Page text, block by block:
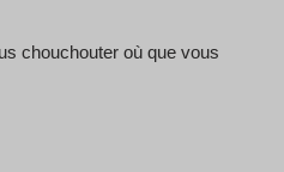
chouchouter où que vous